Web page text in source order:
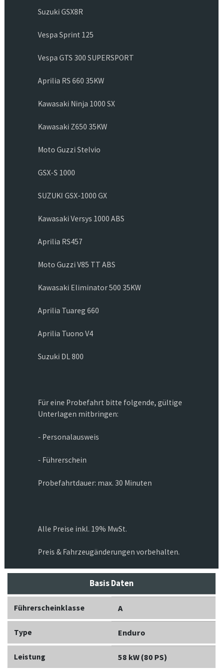
Suzuki GSX8R
Vespa Sprint 125
Vespa GTS 300 SUPERSPORT
Aprilia RS 660 35KW
Kawasaki Ninja 1000 SX
Kawasaki Z650 35KW
Moto Guzzi Stelvio
GSX-S 1000
SUZUKI GSX-1000 GX
Kawasaki Versys 1000 ABS
Aprilia RS457
Moto Guzzi V85 TT ABS
Kawasaki Eliminator 500 35KW
Aprilia Tuareg 660
Aprilia Tuono V4
Suzuki DL 800
Für eine Probefahrt bitte folgende, gültige
Unterlagen mitbringen:
- Personalausweis
- Führerschein
Probefahrtdauer: max. 30 Minuten
Alle Preise inkl. 19% MwSt.
Preis & Fahrzeugänderungen vorbehalten.
Basis Daten
Führerscheinklasse A
Type Enduro
Leistung 58 kW (80 PS)